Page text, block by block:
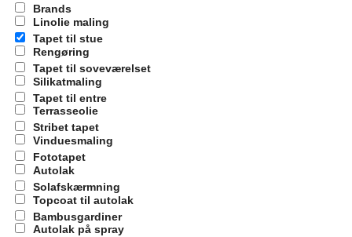
Brands
Tapet til stue
Tapet til soveværelset
Tapet til entre
Stribet tapet
Fototapet
Solafskærmning
Bambusgardiner
Linolie maling
Rengøring
Silikatmaling
Terrasseolie
Vinduesmaling
Autolak
Topcoat til autolak
Autolak på spray